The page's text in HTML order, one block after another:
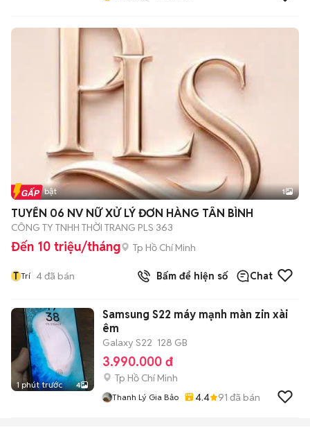
Tin nổi bật 1
TUYỂN 06 NV NỮ XỬ LÝ ĐƠN HÀNG TÂN BÌNH
CÔNG TY TNHH THỜI TRANG PLS 363
Đến 10 triệu/tháng Tp Hồ Chí Minh
T Trí 4đã bán Bấm để hiện số Chat
1 phút trước 4
Samsung S22 máy mạnh màn zin xài
êm
Galaxy S22 128 GB
3.990.000 đ
Tp Hồ Chí Minh
Thanh Lý Gia Bảo 4.4 91 đã bán